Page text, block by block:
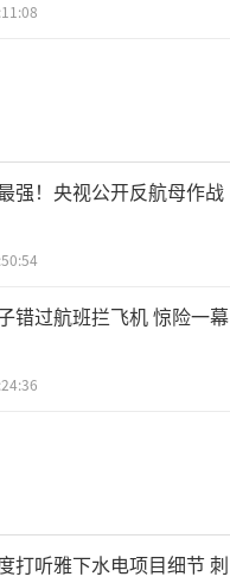
强！央视公开反航母作战
错过航班拦飞机 惊险一幕
打听雅下水电项目细节 刺